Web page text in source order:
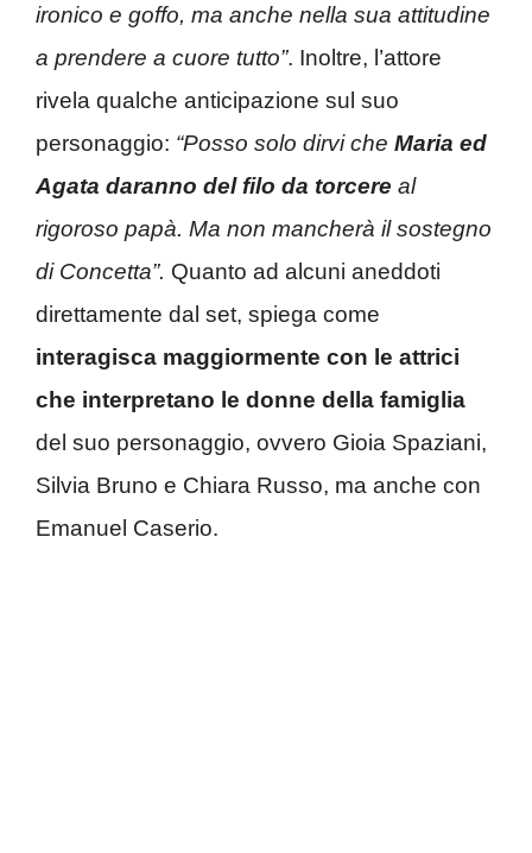
ironico e goffo, ma anche nella sua attitudine
a prendere a cuore tutto”. Inoltre, l’attore
rivela qualche anticipazione sul suo
personaggio: “Posso solo dirvi che Maria ed
Agata daranno del filo da torcere al
rigoroso papà. Ma non mancherà il sostegno
di Concetta”. Quanto ad alcuni aneddoti
direttamente dal set, spiega come
interagisca maggiormente con le attrici
che interpretano le donne della famiglia
del suo personaggio, ovvero Gioia Spaziani,
Silvia Bruno e Chiara Russo, ma anche con
Emanuel Caserio.